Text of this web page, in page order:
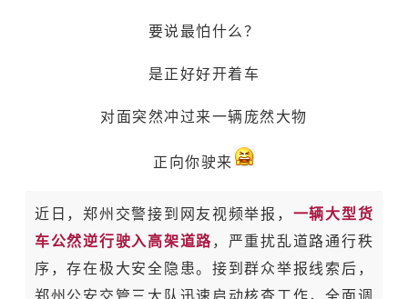
要说最怕什么？
是正好好开着车
对面突然冲过来一辆庞然大物
正向你驶来
近日，郑州交警接到网友视频举报， 一辆大型货
车公然逆行驶入高架道路，严重扰乱道路通行秩
序，存在极大安全隐患。 接到群众举报线索后，